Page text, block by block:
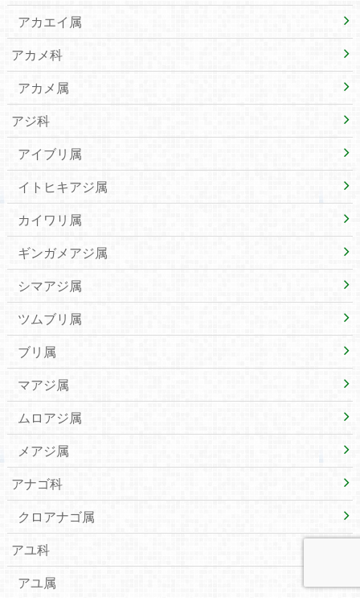
アカエイ属
アカメ科
アカメ属
アジ科
アイブリ属
イトヒキアジ属
カイワリ属
ギンガメアジ属
シマアジ属
ツムブリ属
ブリ属
マアジ属
ムロアジ属
メアジ属
アナゴ科
クロアナゴ属
アユ科
アユ属